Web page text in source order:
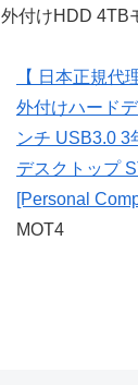
付けHDD 4TB
【 日本正規代
外付けハード
ンチ USB3.0 3
デスクトップ
[Personal
MOT4